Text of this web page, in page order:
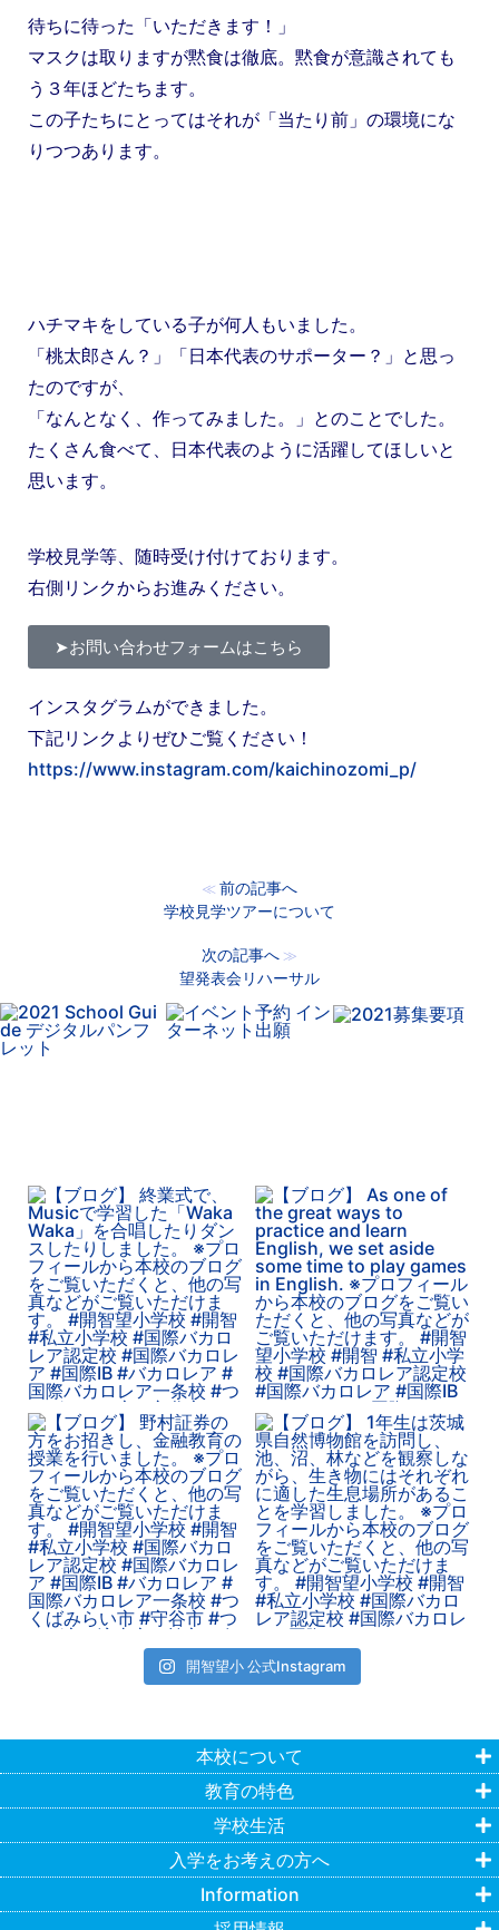
待ちに待った「いただきます！」
マスクは取りますが黙食は徹底。黙食が意識されても
う３年ほどたちます。
この子たちにとってはそれが「当たり前」の環境にな
りつつあります。
ハチマキをしている子が何人もいました。
「桃太郎さん？」「日本代表のサポーター？」と思っ
たのですが、
「なんとなく、作ってみました。」とのことでした。
たくさん食べて、日本代表のように活躍してほしいと
思います。
学校見学等、随時受け付けております。
右側リンクからお進みください。
➤お問い合わせフォームはこちら
インスタグラムができました。
下記リンクよりぜひご覧ください！
https://www.instagram.com/kaichinozomi_p/
≪ 前の記事へ
学校見学ツアーについて
次の記事へ ≫
望発表会リハーサル
開智望小 公式Instagram
本校について
教育の特色
学校生活
入学をお考えの方へ
Information